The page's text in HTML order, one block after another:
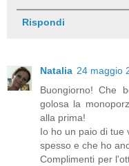
Rispondi
Natalia 24 maggio
Buongiorno! Che
golosa la
alla prima!
Io ho un paio di tue
spesso e che ho
Complimenti per